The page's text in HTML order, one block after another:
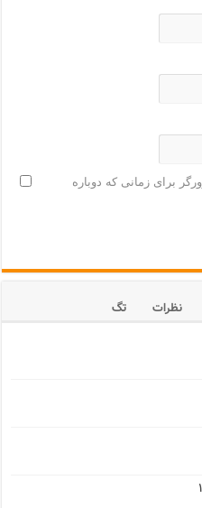
برای زمانی که دوباره
نظرات
تگ